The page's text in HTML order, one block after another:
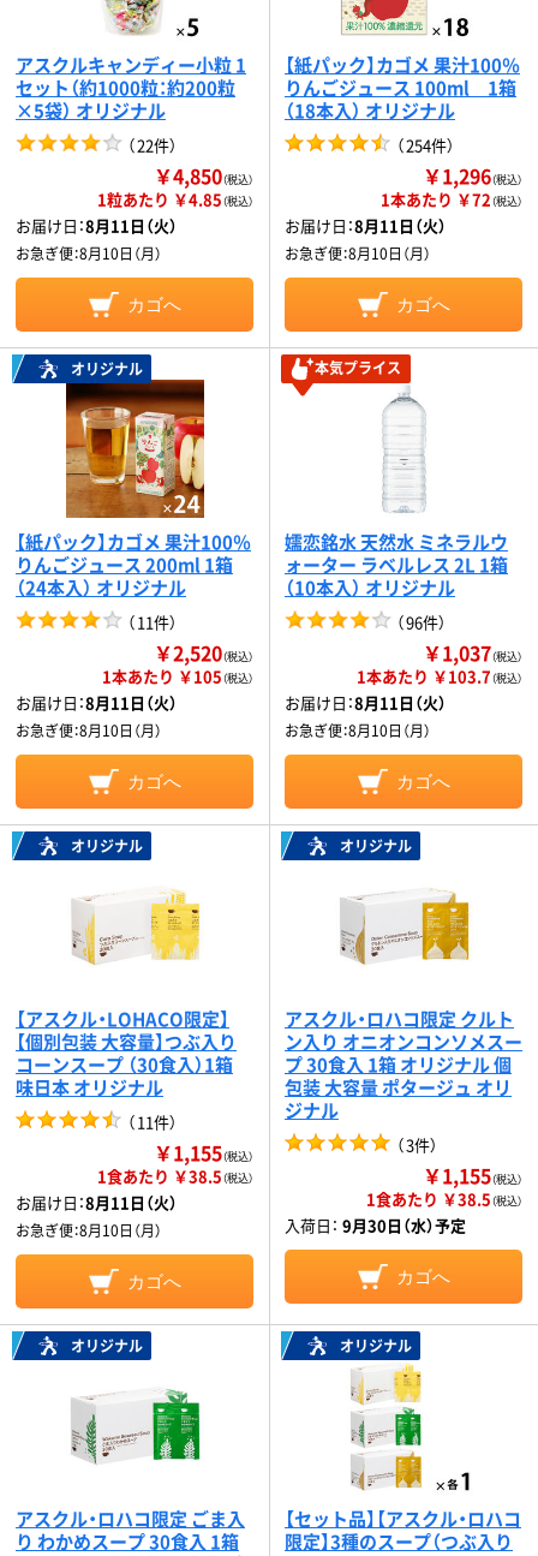
アスクルキャンディー小粒 1
セット（約1000粒：約200粒
×5袋） オリジナル
（22件）
￥4,850（税込）
1粒あたり ￥4.85（税込）
お届け日：8月11日（火）
お急ぎ便：8月10日（月）
カゴへ
【紙パック】カゴメ 果汁100％
りんごジュース 100ml 1箱
（18本入） オリジナル
（254件）
￥1,296（税込）
1本あたり ￥72（税込）
お届け日：8月11日（火）
お急ぎ便：8月10日（月）
カゴへ
オリジナル
【紙パック】カゴメ 果汁100％
りんごジュース 200ml 1箱
（24本入） オリジナル
（11件）
￥2,520（税込）
1本あたり ￥105（税込）
お届け日：8月11日（火）
お急ぎ便：8月10日（月）
カゴへ
本気プライス
嬬恋銘水 天然水 ミネラルウ
ォーター ラベルレス 2L 1箱
（10本入） オリジナル
（96件）
￥1,037（税込）
1本あたり ￥103.7（税込）
お届け日：8月11日（火）
お急ぎ便：8月10日（月）
カゴへ
オリジナル
【アスクル・LOHACO限定】
【個別包装 大容量】つぶ入り
コーンスープ （30食入）1箱
味日本 オリジナル
（11件）
￥1,155（税込）
1食あたり ￥38.5（税込）
お届け日：8月11日（火）
お急ぎ便：8月10日（月）
カゴへ
オリジナル
アスクル・ロハコ限定 クルト
ン入り オニオンコンソメスー
プ 30食入 1箱 オリジナル 個
包装 大容量 ポタージュ オリ
ジナル
（3件）
￥1,155（税込）
1食あたり ￥38.5（税込）
入荷日： 9月30日（水）予定
カゴへ
オリジナル
アスクル・ロハコ限定 ごま入
り わかめスープ 30食入 1箱
オリジナル
【セット品】【アスクル・ロハコ
限定】3種のスープ（つぶ入り